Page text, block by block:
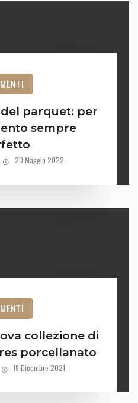
parquet: per
sempre
20 Maggio 2022
collezione di
porcellanato
19 Dicembre 2021